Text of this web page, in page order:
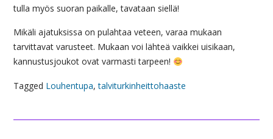
tulla myös suoran paikalle, tavataan siellä!
Mikäli ajatuksissa on pulahtaa veteen, varaa mukaan
tarvittavat varusteet. Mukaan voi lähteä vaikkei uisikaan,
kannustusjoukot ovat varmasti tarpeen!
Tagged Louhentupa,talviturkinheittohaaste